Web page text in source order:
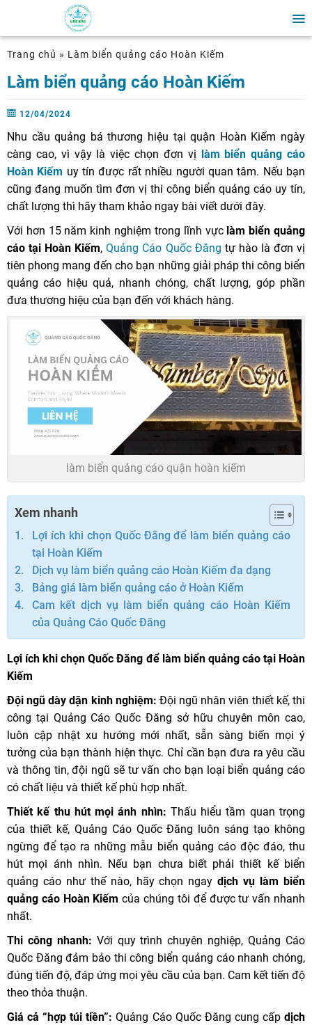
Trang chủ » Làm biển quảng cáo Hoàn Kiếm
Làm biển quảng cáo Hoàn Kiếm
12/04/2024
Nhu cầu quảng bá thương hiệu tại quận Hoàn Kiếm ngày
càng cao, vì vậy là việc chọn đơn vị
làm biển quảng cáo
Hoàn Kiếm uy tín được rất nhiều người quan tâm. Nếu bạn
cũng đang muốn tìm đơn vị thi công biển quảng cáo uy tín,
chất lượng thì hãy tham khảo ngay bài viết dưới đây.
Với hơn 15 năm kinh nghiệm trong lĩnh vực làm biển quảng
cáo tại Hoàn Kiếm,Quảng Cáo Quốc Đăng tự hào là đơn vị
tiên phong mang đến cho bạn những giải pháp thi công biển
quảng cáo hiệu quả, nhanh chóng, chất lượng, góp phần
đưa thương hiệu của bạn đến với khách hàng.
làm biển quảng cáo quận hoàn kiếm
Xem nhanh
Lợi ích khi chọn Quốc Đăng để làm biển quảng cáo
tại Hoàn Kiếm
Dịch vụ làm biển quảng cáo Hoàn Kiếm đa dạng
Bảng giá làm biển quảng cáo ở Hoàn Kiếm
Cam kết dịch vụ làm biển quảng cáo Hoàn Kiếm
của Quảng Cáo Quốc Đăng
Lợi ích khi chọn Quốc Đăng để làm biển quảng cáo tại Hoàn
Kiếm
Đội ngũ dày dặn kinh nghiệm: Đội ngũ nhân viên thiết kế, thi
công tại Quảng Cáo Quốc Đăng sở hữu chuyên môn cao,
luôn cập nhật xu hướng mới nhất, sẵn sàng biến mọi ý
tưởng của bạn thành hiện thực. Chỉ cần bạn đưa ra yêu cầu
và thông tin, đội ngũ sẽ tư vấn cho bạn loại biển quảng cáo
có chất liệu và thiết kế phù hợp nhất.
Thiết kế thu hút mọi ánh nhìn: Thấu hiểu tầm quan trọng
của thiết kế, Quảng Cáo Quốc Đăng luôn sáng tạo không
ngừng để tạo ra những mẫu biển quảng cáo độc đáo, thu
hút mọi ánh nhìn. Nếu bạn chưa biết phải thiết kế biển
quảng cáo như thế nào, hãy chọn ngaydịch vụ làm biển
quảng cáo Hoàn Kiếm của chúng tôi để được tư vấn nhanh
nhất.
Thi công nhanh: Với quy trình chuyên nghiệp, Quảng Cáo
Quốc Đăng đảm bảo thi công biển quảng cáo nhanh chóng,
đúng tiến độ, đáp ứng mọi yêu cầu của bạn. Cam kết tiến độ
theo thỏa thuận.
Giá cả “hợp túi tiền”:Quảng Cáo Quốc Đăng cung cấpdịch